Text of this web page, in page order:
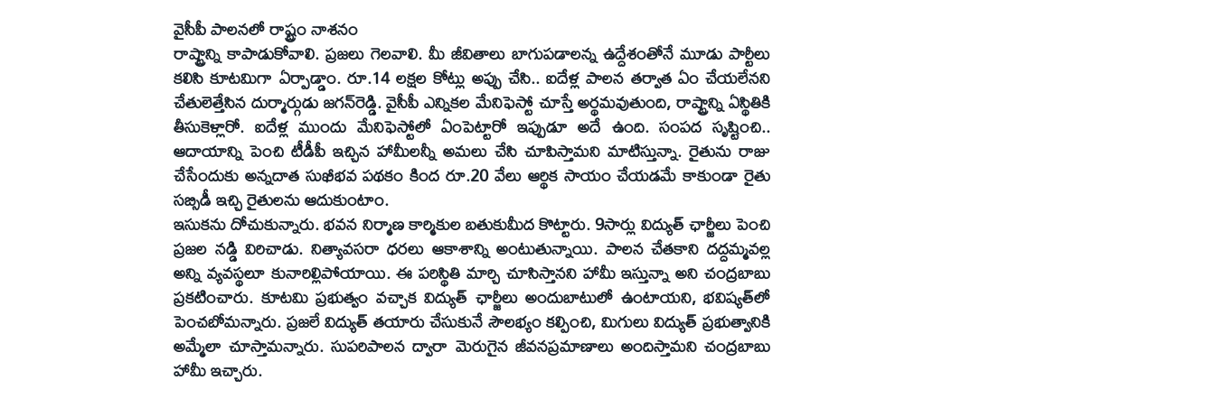
వైసీపీ పాలనలో రాష్ట్రం నాశనం
రాష్ట్రాన్ని కాపాడుకోవాలి. ప్రజలు గెలవాలి. మీ జీవితాలు బాగుపడాలన్న ఉద్దేశంతోనే మూడు పార్టీలు
కలిసి కూటమిగా ఏర్పాడ్డాం. రూ.14 లక్షల కోట్లు అప్పు చేసి.. ఐదేళ్ల పాలన తర్వాత ఏం చేయలేనని
చేతులెత్తేసిన దుర్మార్గుడు జగన్‌రెడ్డి. వైసీపీ ఎన్నికల మేనిఫెస్టో చూస్తే అర్థమవుతుంది, రాష్ట్రాన్ని ఏస్థితికి
తీసుకెళ్లారో. ఐదేళ్ల ముందు మేనిఫెస్టోలో ఏంపెట్టారో ఇప్పుడూ అదే ఉంది. సంపద సృష్టించి..
ఆదాయాన్ని పెంచి టీడీపీ ఇచ్చిన హామీలన్నీ అమలు చేసి చూపిస్తామని మాటిస్తున్నా. రైతును రాజు
చేసేందుకు అన్నదాత సుఖీభవ పథకం కింద రూ.20 వేలు ఆర్థిక సాయం చేయడమే కాకుండా రైతు
సబ్సిడీ ఇచ్చి రైతులను ఆదుకుంటాం.
ఇసుకను దోచుకున్నారు. భవన నిర్మాణ కార్మికుల బతుకుమీద కొట్టారు. 9సార్లు విద్యుత్‌ ఛార్జీలు పెంచి
ప్రజల నడ్డి విరిచాడు. నిత్యావసరా ధరలు ఆకాశాన్ని అంటుతున్నాయి. పాలన చేతకాని దద్దమ్మవల్ల
అన్ని వ్యవస్థలూ కునారిల్లిపోయాయి. ఈ పరిస్థితి మార్చి చూసిస్తానని హామీ ఇస్తున్నా అని చంద్రబాబు
ప్రకటించారు. కూటమి ప్రభుత్వం వచ్చాక విద్యుత్‌ ఛార్జీలు అందుబాటులో ఉంటాయని, భవిష్యత్‌లో
పెంచబోమన్నారు. ప్రజలే విద్యుత్‌ తయారు చేసుకునే సౌలభ్యం కల్పించి, మిగులు విద్యుత్‌ ప్రభుత్వానికి
అమ్మేలా చూస్తామన్నారు. సుపరిపాలన ద్వారా మెరుగైన జీవనప్రమాణాలు అందిస్తామని చంద్రబాబు
హామీ ఇచ్చారు.